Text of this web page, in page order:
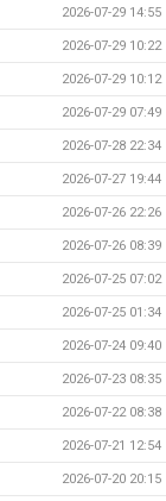
2026-07-29 14:55
2026-07-29 10:22
2026-07-29 10:12
2026-07-29 07:49
2026-07-28 22:34
2026-07-27 19:44
2026-07-26 22:26
2026-07-26 08:39
2026-07-25 07:02
2026-07-25 01:34
2026-07-24 09:40
2026-07-23 08:35
2026-07-22 08:38
2026-07-21 12:54
2026-07-20 20:15